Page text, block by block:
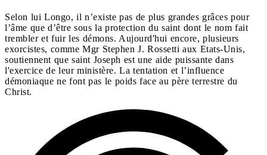
Selon lui Longo, il n’existe pas de plus grandes grâces pour
l’âme que d’être sous la protection du saint dont le nom fait
trembler et fuir les démons. Aujourd'hui encore, plusieurs
exorcistes, comme Mgr Stephen J. Rossetti aux Etats-Unis,
soutiennent que saint Joseph est une aide puissante dans
l'exercice de leur ministère. La tentation et l’influence
démoniaque ne font pas le poids face au père terrestre du
Christ.